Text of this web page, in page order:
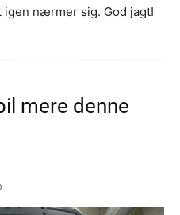
nærmer sig. God jagt!
mere denne